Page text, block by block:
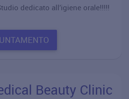
dedicato all’igiene orale!!!!!
Beauty Clinic